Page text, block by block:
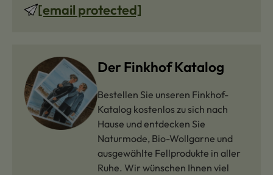
[email protected]
Der Finkhof Katalog
Bestellen Sie unseren Finkhof-
Katalog kostenlos zu sich nach
Hause und entdecken Sie
Naturmode, Bio-Wollgarne und
ausgewählte Fellprodukte in aller
Ruhe. Wir wünschen Ihnen viel